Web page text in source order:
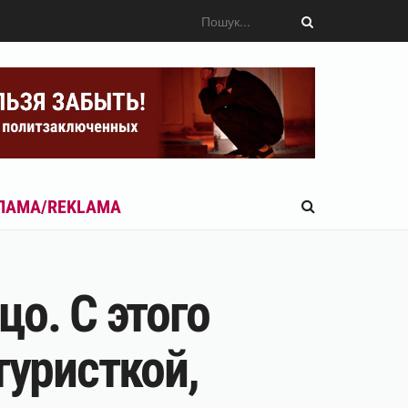
REKLAMA
С этого